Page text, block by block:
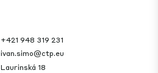
+421 948 319 231
ivan.simo@ctp.eu
Laurinská 18